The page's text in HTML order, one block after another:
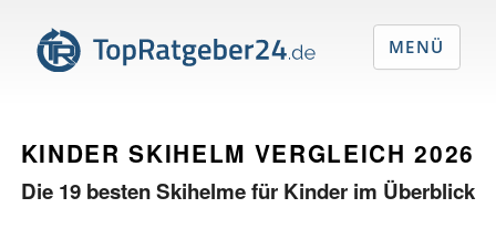
KINDER SKIHELM VERGLEICH 2026
Die 19 besten Skihelme für Kinder im Überblick
MENÜ